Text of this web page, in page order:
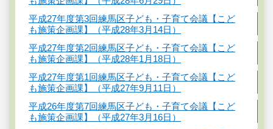
平成27年度第3回練馬区子ども・子育て会議【こど
も施策企画課】（平成28年3月14日）
平成27年度第2回練馬区子ども・子育て会議【こど
も施策企画課】（平成28年1月18日）
平成27年度第1回練馬区子ども・子育て会議【こど
も施策企画課】（平成27年9月11日）
平成26年度第7回練馬区子ども・子育て会議【こど
も施策企画課】（平成27年3月16日）